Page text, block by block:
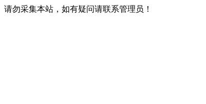
请勿采集本站，如有疑问请联系管理员！